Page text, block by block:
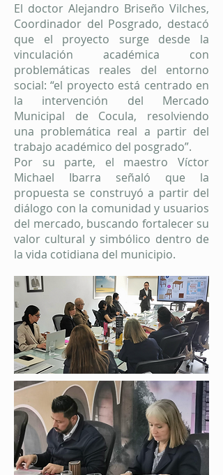
El doctor Alejandro Briseño Vilches,
Coordinador del Posgrado, destacó
que el proyecto surge desde la
vinculación académica con
problemáticas reales del entorno
social: “el proyecto está centrado en
la intervención del Mercado
Municipal de Cocula, resolviendo
una problemática real a partir del
trabajo académico del posgrado”.
Por su parte, el maestro Víctor
Michael Ibarra señaló que la
propuesta se construyó a partir del
diálogo con la comunidad y usuarios
del mercado, buscando fortalecer su
valor cultural y simbólico dentro de
la vida cotidiana del municipio.